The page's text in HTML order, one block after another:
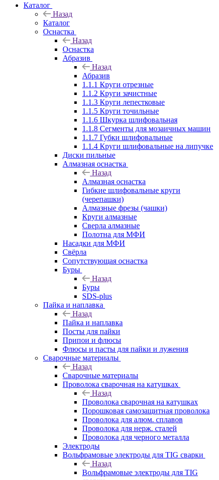
Каталог
Назад
Каталог
Оснастка
Назад
Оснастка
Абразив
Назад
Абразив
1.1.1 Круги отрезные
1.1.2 Круги зачистные
1.1.3 Круги лепестковые
1.1.5 Круги точильные
1.1.6 Шкурка шлифовальная
1.1.8 Сегменты для мозаичных машин
1.1.7 Губки шлифовальные
1.1.4 Круги шлифовальные на липучке
Диски пильные
Алмазная оснастка
Назад
Алмазная оснастка
Гибкие шлифовальные круги
(черепашки)
Алмазные фрезы (чашки)
Круги алмазные
Сверла алмазные
Полотна для МФИ
Насадки для МФИ
Свёрла
Сопутствующая оснастка
Буры
Назад
Буры
SDS-plus
Пайка и наплавка
Назад
Пайка и наплавка
Посты для пайки
Припои и флюсы
Флюсы и пасты для пайки и лужения
Сварочные материалы
Назад
Сварочные материалы
Проволока сварочная на катушках
Назад
Проволока сварочная на катушках
Порошковая самозащитная проволока
Проволока для алюм. сплавов
Проволока для нерж. сталей
Проволока для черного металла
Электроды
Вольфрамовые электроды для TIG сварки
Назад
Вольфрамовые электроды для TIG